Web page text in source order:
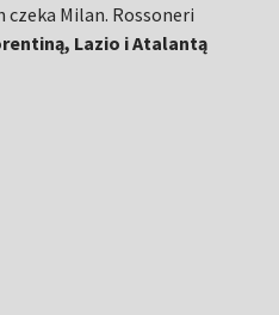
Milan. Rossoneri
Lazio i Atalantą